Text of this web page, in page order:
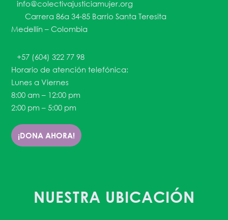
info@colectivajusticiamujer.org
Carrera 86a 34-85 Barrio Santa Teresita
Medellín – Colombia
+57 (604) 322 77 98
Horario de atención telefónica:
Lunes a Viernes
8:00 am – 12:00 pm
2:00 pm – 5:00 pm
¡DONA AHORA!
NUESTRA UBICACIÓN